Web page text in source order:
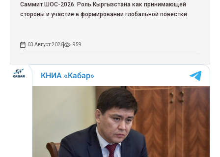
Саммит ШОС-2026. Роль Кыргызстана как принимающей
стороны и участие в формировании глобальной повестки
03 Август 2026 959